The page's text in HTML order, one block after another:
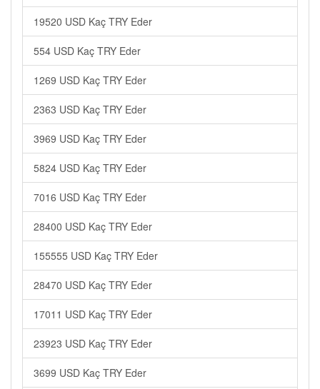
19520 USD Kaç TRY Eder
554 USD Kaç TRY Eder
1269 USD Kaç TRY Eder
2363 USD Kaç TRY Eder
3969 USD Kaç TRY Eder
5824 USD Kaç TRY Eder
7016 USD Kaç TRY Eder
28400 USD Kaç TRY Eder
155555 USD Kaç TRY Eder
28470 USD Kaç TRY Eder
17011 USD Kaç TRY Eder
23923 USD Kaç TRY Eder
3699 USD Kaç TRY Eder